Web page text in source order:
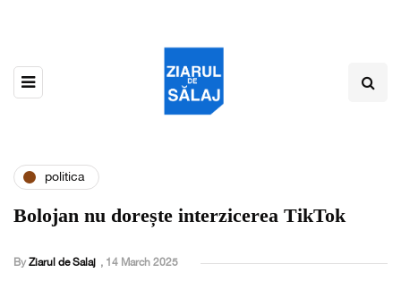
politica
Bolojan nu dorește interzicerea TikTok
By Ziarul de Salaj , 14 March 2025